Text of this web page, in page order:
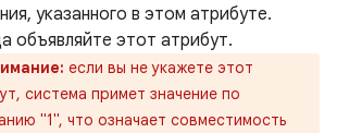
указанного в этом атрибуте.
объявляйте этот атрибут.
если вы не укажете этот
система примет значение по
"1", что означает совместимость